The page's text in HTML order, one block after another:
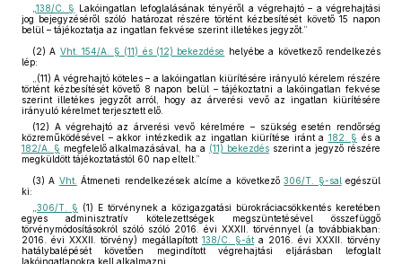
138/C. § Lakóingatlan lefoglalásának tényéről a végrehajtó – a végrehajtási
jog bejegyzéséről szóló határozat részére történt kézbesítését követő 15 napon
belül – tájékoztatja az ingatlan fekvése szerint illetékes jegyzőt.”
(2) A Vht. 154/A. § (11) és (12) bekezdése helyébe a következő rendelkezés
lép:
„(11) A végrehajtó köteles – a lakóingatlan kiürítésére irányuló kérelem részére
történt kézbesítését követő 8 napon belül – tájékoztatni a lakóingatlan fekvése
szerint illetékes jegyzőt arról, hogy az árverési vevő az ingatlan kiürítésére
irányuló kérelmet terjesztett elő.
(12) A végrehajtó az árverési vevő kérelmére – szükség esetén rendőrség
közreműködésével – akkor intézkedik az ingatlan kiürítése iránt a 182. § és a
182/A. § megfelelő alkalmazásával, ha a (11) bekezdésszerint a jegyző részére
megküldött tájékoztatástól 60 nap eltelt.”
(3) A Vht. Átmeneti rendelkezések alcíme a következő306/T. §-sal egészül
ki:
306/T. § (1) E törvénynek a közigazgatási bürokráciacsökkentés keretében
egyes adminisztratív kötelezettségek megszüntetésével összefüggő
törvénymódosításokról szóló szóló 2016. évi XXXII. törvénnyel (a továbbiakban:
2016. évi XXXII. törvény) megállapított 138/C. §-át a 2016. évi XXXII. törvény
hatálybalépését követően megindított végrehajtási eljárásban lefoglalt
lakóingatlanokra kell alkalmazni.